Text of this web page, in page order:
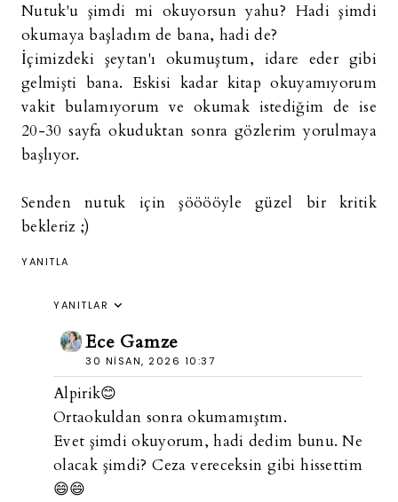
Nutuk'u şimdi mi okuyorsun yahu? Hadi şimdi
okumaya başladım de bana, hadi de?
İçimizdeki şeytan'ı okumuştum, idare eder gibi
gelmişti bana. Eskisi kadar kitap okuyamıyorum
vakit bulamıyorum ve okumak istediğim de ise
20-30 sayfa okuduktan sonra gözlerim yorulmaya
başlıyor.
Senden nutuk için şööööyle güzel bir kritik
bekleriz ;)
YANITLA
YANITLAR
Ece Gamze
30 NISAN, 2026 10:37
Alpirik😊
Ortaokuldan sonra okumamıştım.
Evet şimdi okuyorum, hadi dedim bunu. Ne
olacak şimdi? Ceza vereceksin gibi hissettim
😄😄